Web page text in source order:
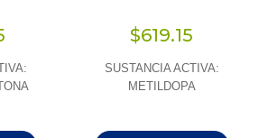
$619.15
SUSTANCIA ACTIVA:
METILDOPA